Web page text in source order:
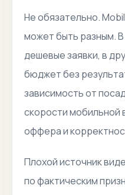
Не обязательно.
может быть разным.
дешевые заявки, в
бюджет без
зависимость от
скорости мобильной
оффера и
Плохой источник
по фактическим